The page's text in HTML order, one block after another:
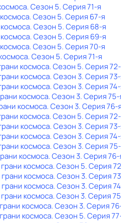
. Сезон 5. Серия 71-я
. Сезон 5. Серия 67-я
. Сезон 5. Серия 68-я
. Сезон 5. Серия 69-я
. Сезон 5. Серия 70-я
. Сезон 5. Серия 71-я
космоса. Сезон 5. Серия
космоса. Сезон 3. Серия
космоса. Сезон 3. Серия
космоса. Сезон 3. Серия 75-
космоса. Сезон 3. Серия 76-
космоса. Сезон 5. Серия
космоса. Сезон 3. Серия
космоса. Сезон 3. Серия
космоса. Сезон 3. Серия
космоса. Сезон 3. Серия 76-
космоса. Сезон 5. Серия
космоса. Сезон 3. Серия
космоса. Сезон 3. Серия
космоса. Сезон 3. Серия
космоса. Сезон 3. Серия
космоса. Сезон 5. Серия